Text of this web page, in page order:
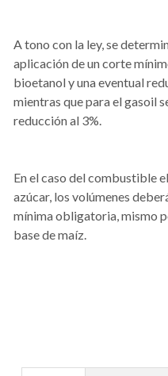
A tono con la ley, se
aplicación de un corte
bioetanol y una eventual
mientras que para el gasoil
reducción al 3%.
En el caso del combustible
azúcar, los volúmenes
mínima obligatoria, mismo
base de maíz.